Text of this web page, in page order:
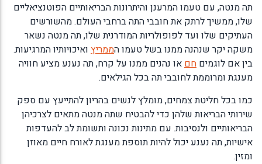
תה מנטה, עם טעמו המרענן והיתרונות הבריאותיים הפוטנציאליים
שלו, ממשיך לרתק את חובבי התה ברחבי העולם. מהשורשים
העתיקים שלו ועד לפופולריות המודרנית שלו, תה מנטה נשאר
משקה יקר שנהנה ממנו בשל טעמו הממריץ ואיכויותיו המרגיעות.
בין אם לוגמים חםאו נהנים ממנו על קרח, תה נענע מציע חוויה
מענגת ומרוממת לחובבי תה בכל הגילאים.
כמו בכל חליטת צמחים, מומלץ לנשים בהריון להתייעץ עם ספק
שירותי הבריאות שלהן כדי להבטיח שתה מנטה מתאים לצרכיהן
הבריאותיים ולנסיבות. עם מתינות נכונה ותשומת לב להעדפות
אישיות, תה נענע יכול להיות תוספת מענגת לאורח חיים מאוזן
ומזין.